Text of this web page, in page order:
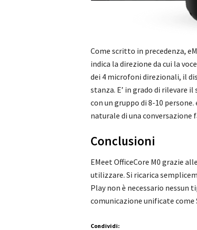
Come scritto in precedenza,
indica la direzione da cui la
dei 4 microfoni direzionali, il
stanza. E’ in grado di rilevare
con un gruppo di 8-10
naturale di una conversazione
Conclusioni
EMeet OfficeCore M0 grazie
utilizzare. Si ricarica
Play non è necessario nessun
comunicazione unificate come
Condividi: